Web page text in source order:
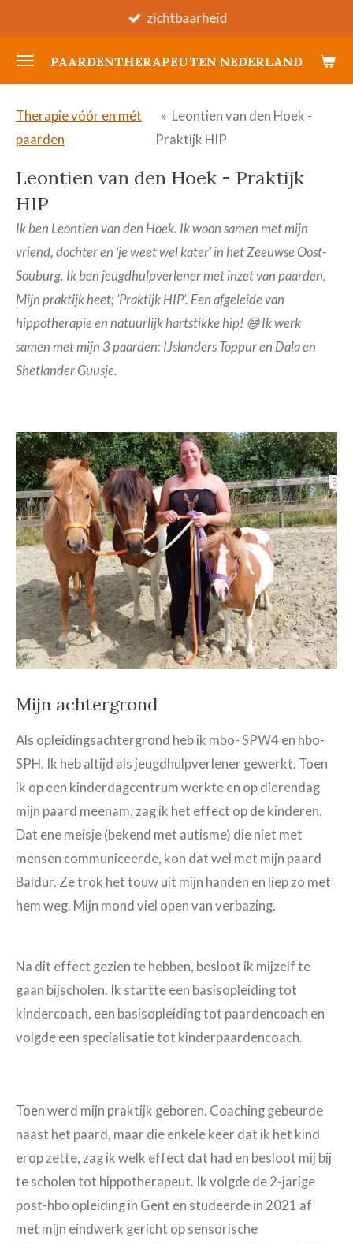
direct
naar
de
hoofdinhoud
PAARDENTHERAPEUTEN NEDERLAND
zichtbaarheid
Therapie vóór en mét
paarden
» Leontien van den Hoek -
Praktijk HIP
Leontien van den Hoek - Praktijk
HIP
Ik ben Leontien van den Hoek. Ik woon samen met mijn
vriend, dochter en ‘je weet wel kater’ in het Zeeuwse Oost-
Souburg. Ik ben jeugdhulpverlener met inzet van paarden.
Mijn praktijk heet; ‘Praktijk HIP’. Een afgeleide van
hippotherapie en natuurlijk hartstikke hip! 😄Ik werk
samen met mijn 3 paarden: IJslanders Toppur en Dala en
Shetlander Guusje.
Mijn achtergrond
Als opleidingsachtergrond heb ik mbo- SPW4 en hbo-
SPH. Ik heb altijd als jeugdhulpverlener gewerkt. Toen
ik op een kinderdagcentrum werkte en op dierendag
mijn paard meenam, zag ik het effect op de kinderen.
Dat ene meisje (bekend met autisme) die niet met
mensen communiceerde, kon dat wel met mijn paard
Baldur. Ze trok het touw uit mijn handen en liep zo met
hem weg. Mijn mond viel open van verbazing.
Na dit effect gezien te hebben, besloot ik mijzelf te
gaan bijscholen. Ik startte een basisopleiding tot
kindercoach, een basisopleiding tot paardencoach en
volgde een specialisatie tot kinderpaardencoach.
Toen werd mijn praktijk geboren. Coaching gebeurde
naast het paard, maar die enkele keer dat ik het kind
erop zette, zag ik welk effect dat had en besloot mij bij
te scholen tot hippotherapeut. Ik volgde de 2-jarige
post-hbo opleiding in Gent en studeerde in 2021 af
met mijn eindwerk gericht op sensorische